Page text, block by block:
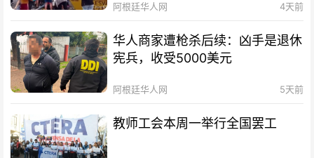
阿根廷华人网 4天前
华人商家遭枪杀后续：凶手是退休
宪兵，收受5000美元
阿根廷华人网 5天前
教师工会本周一举行全国罢工